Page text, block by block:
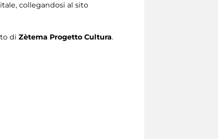
collegandosi al sito
di Zètema Progetto Cultura.